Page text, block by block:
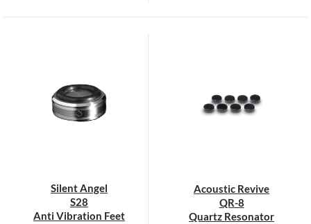
Dit
variaties.
Deze
optie
de
productpagina
Silent Angel
S28
Anti Vibration Feet
Acoustic Revive
QR-8
Quartz Resonator